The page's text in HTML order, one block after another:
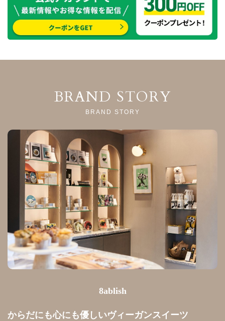
BRAND STORY
BRAND STORY
8ablish
からだにも心にも優しいヴィーガンスイーツ